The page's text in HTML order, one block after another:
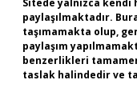
Sitede yalnızca kendi
paylaşılmaktadır.
taşımamakta olup,
paylaşım
benzerlikleri
taslak halindedir ve